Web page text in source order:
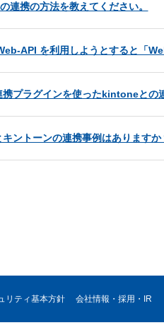
連携の方法を教えてください。
API を利用しようとすると「
携プラグインを使ったkintoneとの
ントーンの連携事例はありますか
リティ基本方針 会社情報・採用・IR